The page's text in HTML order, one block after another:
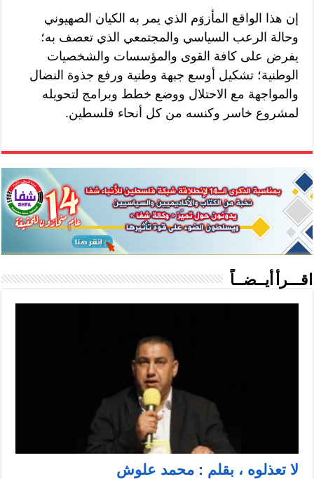
إن هذا الواقع المأزوَم الذي يمر به الكيان الصهيوني
وحالة الرعب السياسي والمجتمعي الذي تعصف به؛
يفرض على كافة القوى والمؤسسات والشخصيات
الوطنية؛ تشكيل أوسع جبهة وطنية ورفع جذوة النضال
والمواجهة مع الاحتلال ووضع خطط وبرامج لتحويله
لمشروع خاسر وكنسه من كل أنحاء فلسطين.
اقـــرأ أيــضــاً
لا تعذلوه ، بقلم : محمد علوش